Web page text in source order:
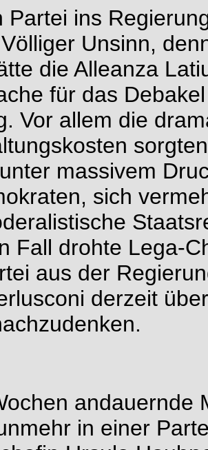
Partei ins
Unsinn,
die Alleanza
für das
Vor allem die
massivem
sich
Fall drohte Lega-
aus der
derzeit
andauernde
in einer